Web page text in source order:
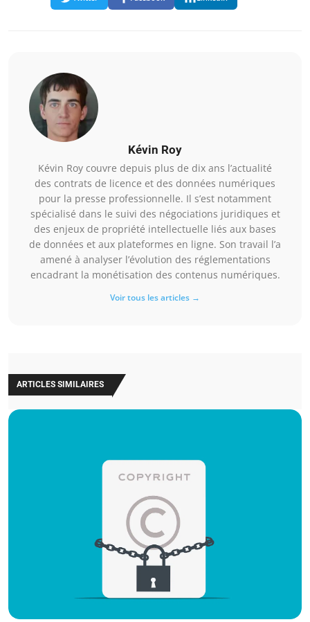
Kévin Roy
Kévin Roy couvre depuis plus de dix ans l’actualité
des contrats de licence et des données numériques
pour la presse professionnelle. Il s’est notamment
spécialisé dans le suivi des négociations juridiques et
des enjeux de propriété intellectuelle liés aux bases
de données et aux plateformes en ligne. Son travail l’a
amené à analyser l’évolution des réglementations
encadrant la monétisation des contenus numériques.
Voir tous les articles →
ARTICLES SIMILAIRES